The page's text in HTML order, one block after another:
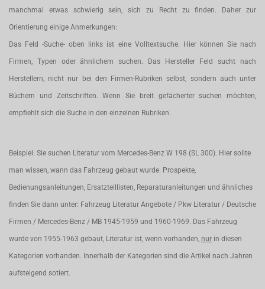
manchmal etwas schwierig sein, sich zu Recht zu finden. Daher zur
Orientierung einige Anmerkungen:
Das Feld -Suche- oben links ist eine Volltextsuche. Hier können Sie nach
Firmen, Typen oder ähnlichem suchen. Das Hersteller Feld sucht nach
Herstellern, nicht nur bei den Firmen-Rubriken selbst, sondern auch unter
Büchern und Zeitschriften. Wenn Sie breit gefächerter suchen möchten,
empfiehlt sich die Suche in den einzelnen Rubriken.
Beispiel: Sie suchen Literatur vom Mercedes-Benz W 198 (SL 300). Hier sollte
man wissen, wann das Fahrzeug gebaut wurde. Prospekte,
Bedienungsanleitungen, Ersatzteillisten, Reparaturanleitungen und ähnliches
finden Sie dann unter: Fahrzeug Literatur Angebote / Pkw Literatur / Deutsche
Firmen / Mercedes-Benz / MB 1945-1959 und 1960-1969. Das Fahrzeug
wurde von 1955-1963 gebaut, Literatur ist, wenn vorhanden, nur in diesen
Kategorien vorhanden. Innerhalb der Kategorien sind die Artikel nach Jahren
aufsteigend sotiert.